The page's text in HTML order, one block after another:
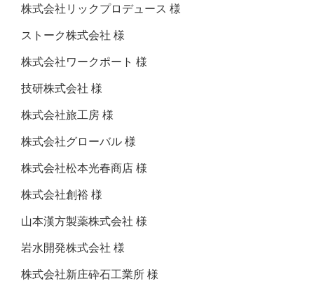
株式会社リックプロデュース 様
ストーク株式会社 様
株式会社ワークポート 様
技研株式会社 様
株式会社旅工房 様
株式会社グローバル 様
株式会社松本光春商店 様
株式会社創裕 様
山本漢方製薬株式会社 様
岩水開発株式会社 様
株式会社新庄砕石工業所 様